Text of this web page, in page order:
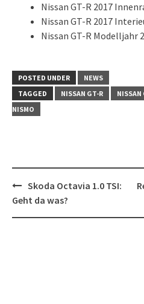
Nissan GT-R 2017
Nissan GT-R 2017
Nissan GT-R Modelljahr
POSTED UNDER
NEWS
TAGGED
NISSAN GT-R NISSAN
NISMO
Post
navigation
Skoda Octavia 1.0 TSI:
Geht da was?